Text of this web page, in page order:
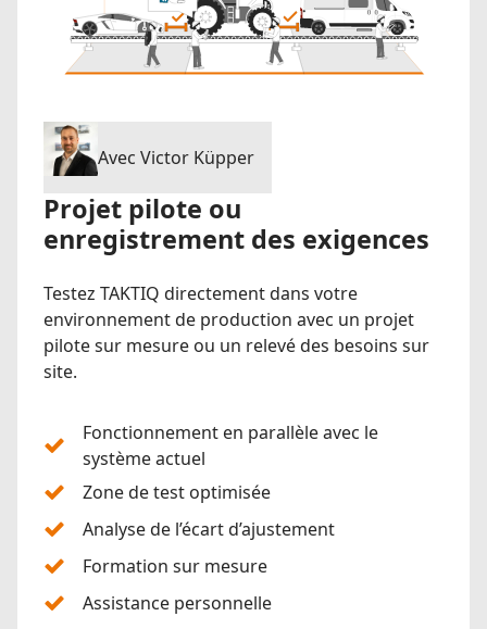
Avec Victor Küpper
Projet pilote ou
enregistrement des exigences
Testez TAKTIQ directement dans votre
environnement de production avec un projet
pilote sur mesure ou un relevé des besoins sur
site.
Fonctionnement en parallèle avec le
système actuel
Zone de test optimisée
Analyse de l’écart d’ajustement
Formation sur mesure
Assistance personnelle